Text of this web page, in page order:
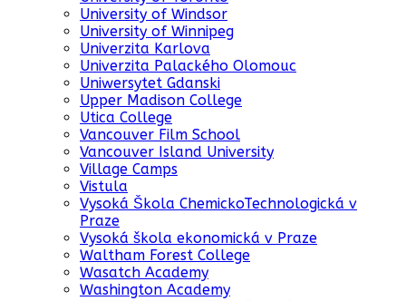
University of Windsor
University of Winnipeg
Univerzita Karlova
Univerzita Palackého Olomouc
Uniwersytet Gdanski
Upper Madison College
Utica College
Vancouver Film School
Vancouver Island University
Village Camps
Vistula
Vysoká Škola ChemickoTechnologická v
Praze
Vysoká škola ekonomická v Praze
Waltham Forest College
Wasatch Academy
Washington Academy